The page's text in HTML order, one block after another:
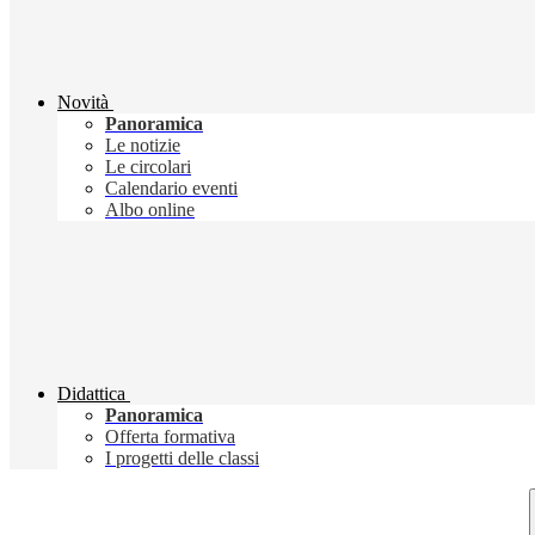
Novità
Panoramica
Le notizie
Le circolari
Calendario eventi
Albo online
Didattica
Panoramica
Offerta formativa
I progetti delle classi